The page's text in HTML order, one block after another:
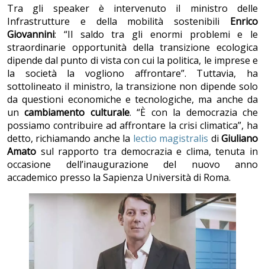
Tra gli speaker è intervenuto il ministro delle
Infrastrutture e della mobilità sostenibili Enrico
Giovannini: “Il saldo tra gli enormi problemi e le
straordinarie opportunità della transizione ecologica
dipende dal punto di vista con cui la politica, le imprese e
la società la vogliono affrontare”. Tuttavia, ha
sottolineato il ministro, la transizione non dipende solo
da questioni economiche e tecnologiche, ma anche da
uncambiamento culturale. “È con la democrazia che
possiamo contribuire ad affrontare la crisi climatica”, ha
detto, richiamando anche la lectio magistralis diGiuliano
Amato sul rapporto tra democrazia e clima, tenuta in
occasione dell’inaugurazione del nuovo anno
accademico presso la Sapienza Università di Roma.